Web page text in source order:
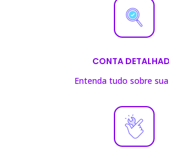
CONTA
Entenda tudo sobre